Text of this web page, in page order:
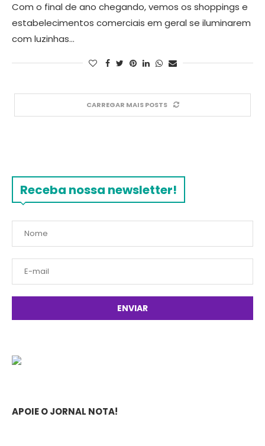
Com o final de ano chegando, vemos os shoppings e
estabelecimentos comerciais em geral se iluminarem
com luzinhas…
CARREGAR MAIS POSTS
Receba nossa newsletter!
APOIE O JORNAL NOTA!